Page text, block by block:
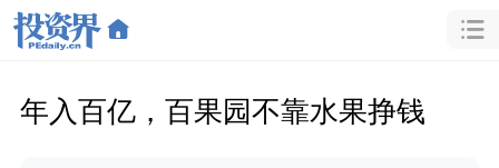
年入百亿，百果园不靠水果挣钱